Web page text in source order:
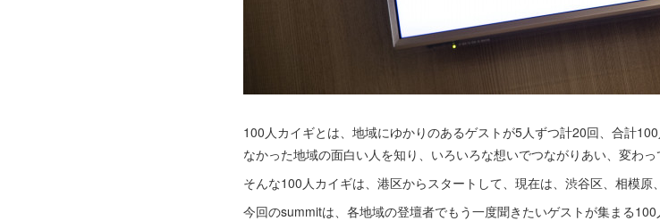
100人カイギとは、地域にゆかりのあるゲストが5人ずつ計20回、合計
なかった地域の面白い人を知り、いろいろな想いでつながりあい、変わ
そんな100人カイギは、港区からスタートして、現在は、渋谷区、相模原
今回のsummitは、各地域の登壇者でもう一度聞きたいゲストが集まる100